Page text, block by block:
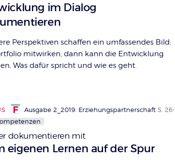
im Dialog
Perspektiven schaffen ein umfassendes Bild:
mitwirken, dann kann die Entwicklung
Was dafür spricht und wie es geht.
Ausgabe 2_2019: Erziehungspartnerschaft S. 26-
dokumentieren mit
eigenen Lernen auf der Spur